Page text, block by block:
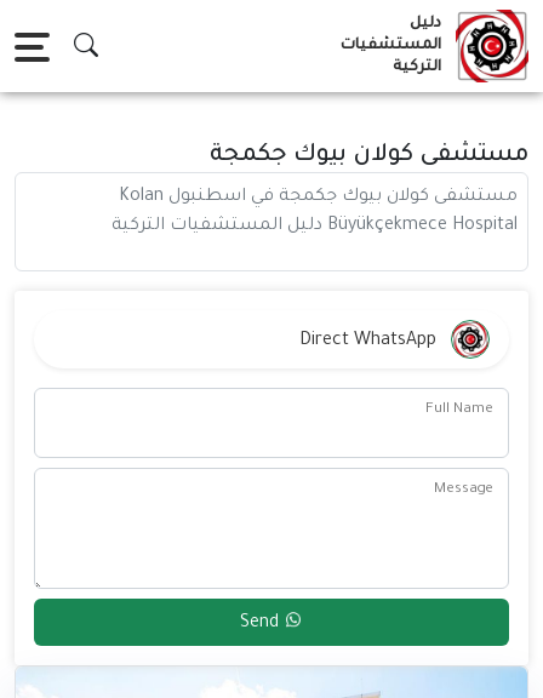
Skip
content
دليل
المستشفيات
التركية
مستشفى كولان بيوك جكمجة
مستشفى كولان بيوك جكمجة في اسطنبول Kolan
Büyükçekmece Hospital دليل المستشفيات التركية
Full Name
Message